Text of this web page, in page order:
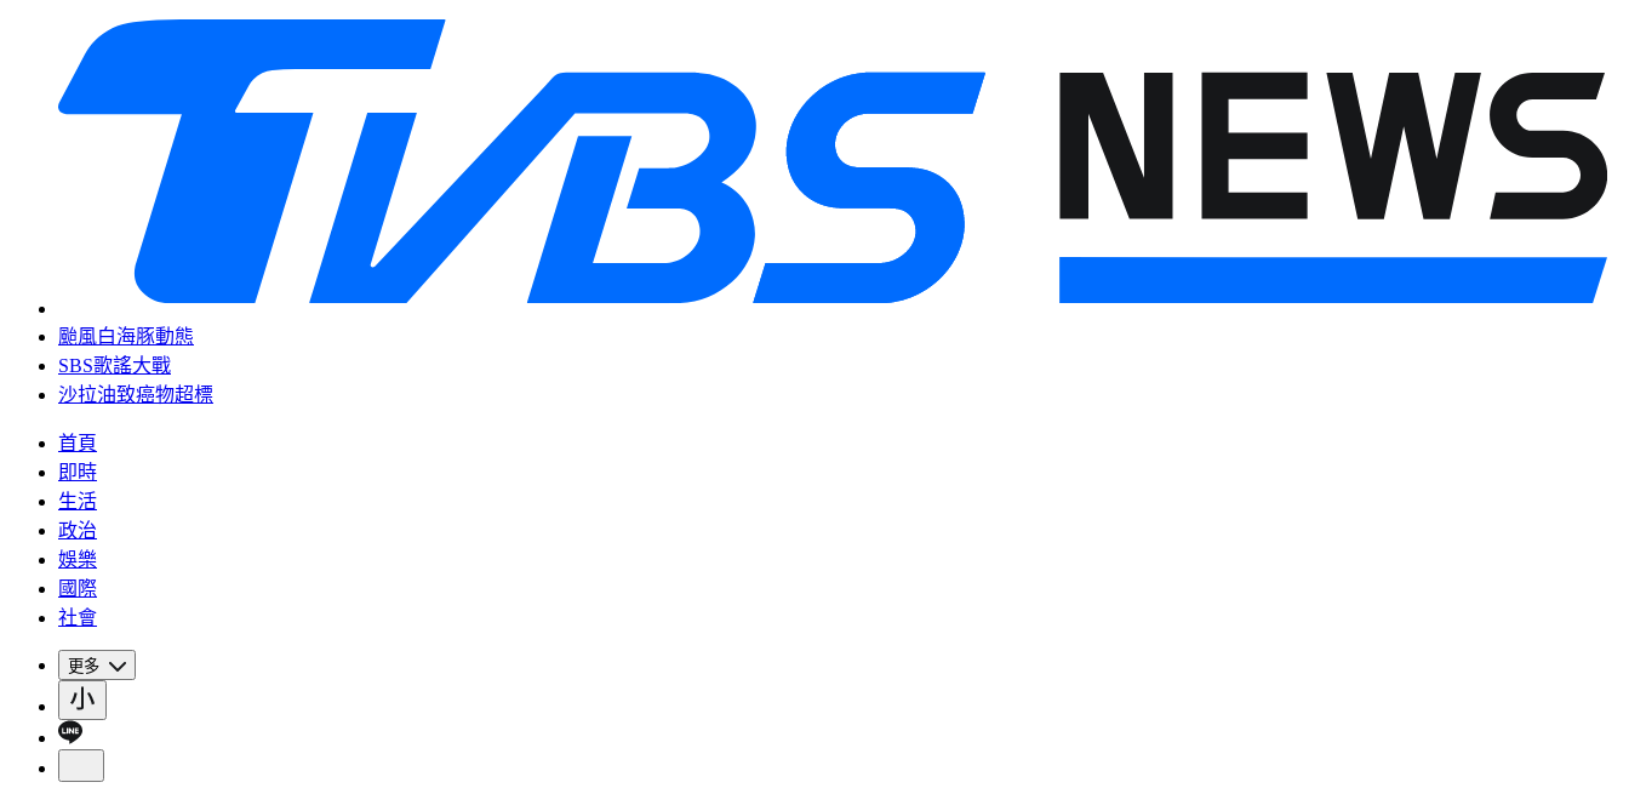
颱風白海豚動態
SBS歌謠大戰
沙拉油致癌物超標
首頁
即時
生活
政治
娛樂
國際
社會
更多